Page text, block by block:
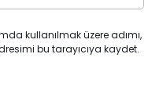
kullanılmak üzere adımı,
bu tarayıcıya kaydet.